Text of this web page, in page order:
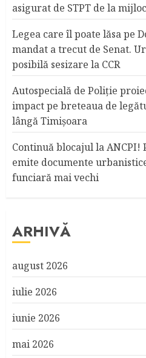
asigurat de STPT de la
Legea care îl poate lăsa pe
mandat a trecut de Senat.
posibilă sesizare la CCR
Autospecială de Poliție
impact pe breteaua de
lângă Timișoara
Continuă blocajul la
emite documente
funciară mai vechi
ARHIVĂ
august 2026
iulie 2026
iunie 2026
mai 2026